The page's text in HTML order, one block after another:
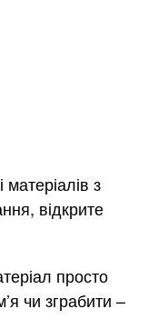
з
відкрите
просто
чи зграбити –